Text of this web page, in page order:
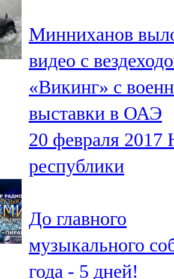
102,1 FM
Мамадыш
106,2 FM
Минзәлә
107,3 FM
Мөслим
Нурлат
104,7 FM
Минниханов
видео с
«Викинг» с
выставки в ОАЭ
20 февраля 2017
республики
До главного
музыкального
года - 5 дней!